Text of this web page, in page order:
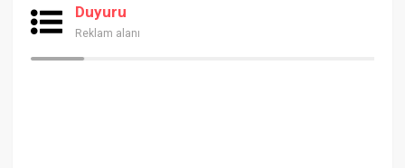
Duyuru
Reklam alanı